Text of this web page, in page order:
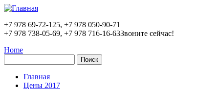
Перейти к основному содержанию
+7 978 69-72-125, +7 978 050-90-71
+7 978 738-05-69, +7 978 716-16-63Звоните сейчас!
Home
Главная
Цены 2017